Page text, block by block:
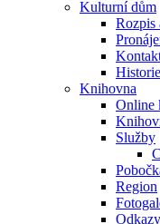
Kulturní dům
Rozpis
Knihovna
Online
Služby
Region
Odkazy